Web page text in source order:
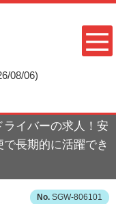
08/06)
イバーの求人！安
長期的に活躍でき
SGW-806101